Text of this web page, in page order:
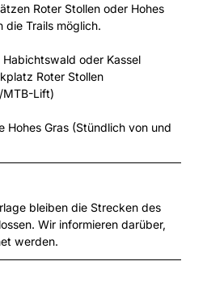
Roter Stollen oder Hohes
die Trails möglich.
oder Kassel
Roter Stollen
MTB-Lift)
Hohes Gras (Stündlich von und
bleiben die Strecken des
Wir informieren darüber,
werden.